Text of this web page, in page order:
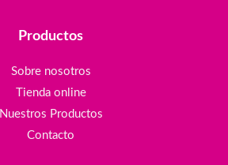
Productos
Sobre nosotros
Tienda online
Nuestros Productos
Contacto